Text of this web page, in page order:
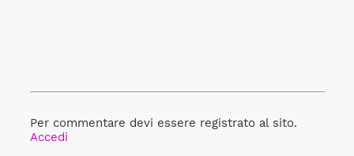
Per commentare devi essere registrato al sito.
Accedi